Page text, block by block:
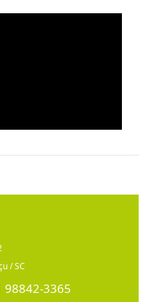
/ SC
98842-3365